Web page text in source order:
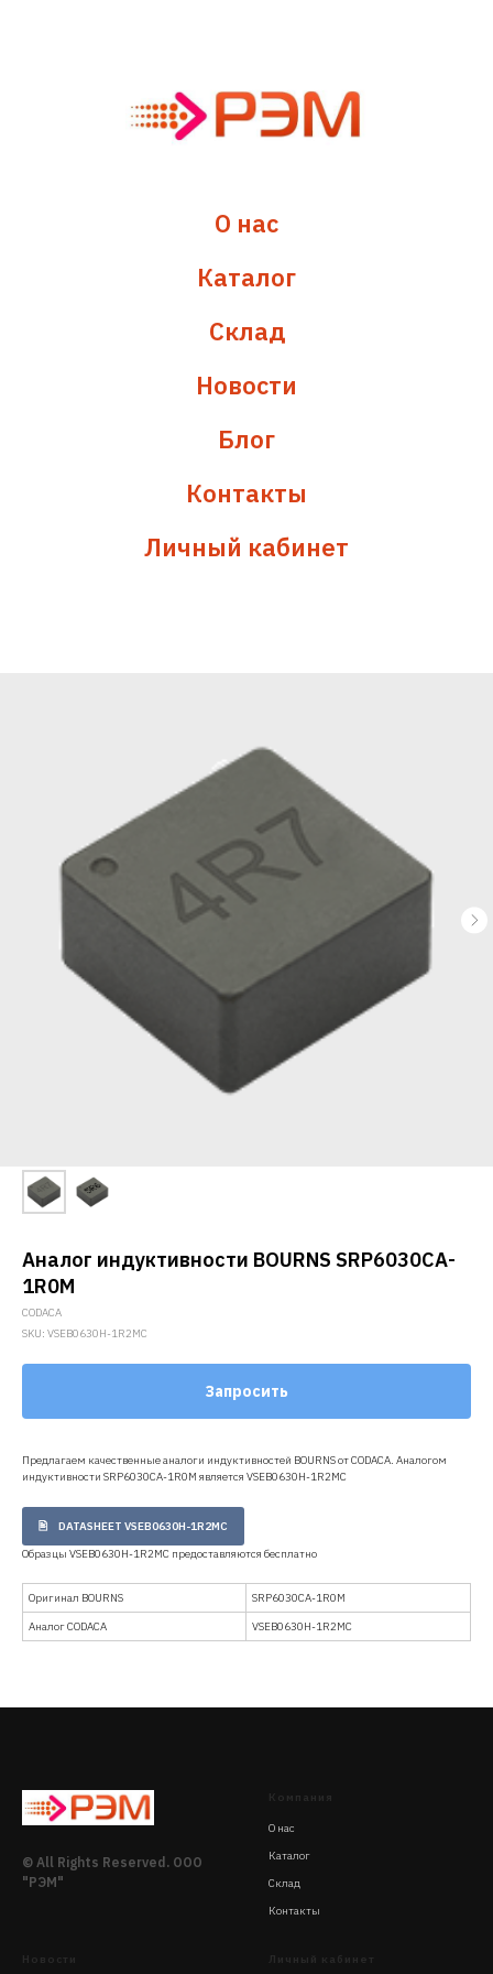
О нас
Каталог
Склад
Новости
Блог
Контакты
Личный кабинет
Аналог индуктивности BOURNS SRP6030CA-
1R0M
CODACA
SKU: VSEB0630H-1R2MC
Запросить
Предлагаем качественные аналоги индуктивностей BOURNS от CODACA. Аналогом
индуктивности SRP6030CA-1R0M является VSEB0630H-1R2MC
DATASHEET VSEB0630H-1R2MC
Образцы VSEB0630H-1R2MC предоставляются бесплатно
Оригинал BOURNS
SRP6030CA-1R0M
Аналог CODACA
VSEB0630H-1R2MC
© All Rights Reserved. ООО
"РЭМ"
Компания
О нас
Каталог
Склад
Контакты
Новости Личный кабинет